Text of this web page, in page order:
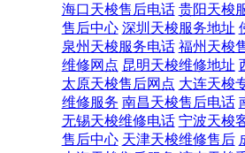
海口天梭售后电话 贵阳天梭
售后中心 深圳天梭服务地址
泉州天梭服务电话 福州天梭
维修网点 昆明天梭维修地址
太原天梭售后网点 大连天梭
维修服务 南昌天梭售后电话
无锡天梭维修电话 宁波天梭
售后中心 天津天梭维修售后